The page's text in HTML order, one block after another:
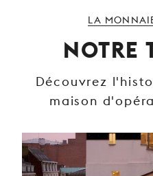
LA
NOTRE
Découvrez
maison